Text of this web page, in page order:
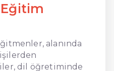
alanında
dil öğretiminde